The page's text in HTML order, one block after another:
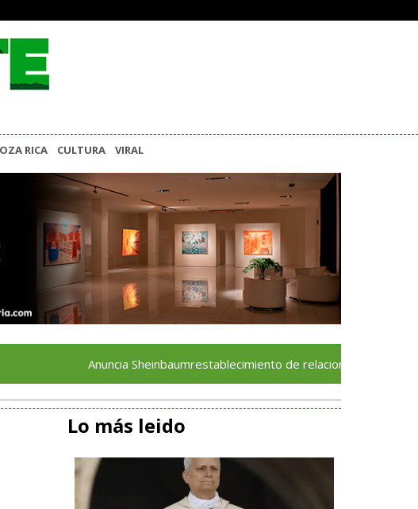
RICA CULTURA VIRAL
Anuncia Sheinbaumrestablecimiento de relaciones diplomáticas entre
Lo más leido